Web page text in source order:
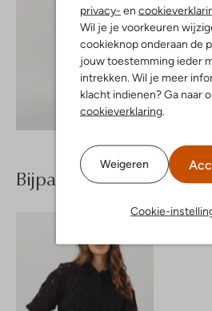
privacy- en
Wil je je voorkeuren
cookieknop onderaan de
jouw toestemming ieder
intrekken. Wil je meer
klacht indienen? Ga naar
cookieverklaring
Weigeren
Cookie-
Ontdek de look
Bijpassende producten